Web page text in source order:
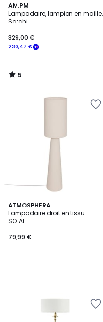
AM.PM
Lampadaire, lampion en maille,
Satchi
230,47 €
329,00 €
5
/
5
5
/
ATMOSPHERA
Lampadaire droit en tissu
SOLAL
79,99 €